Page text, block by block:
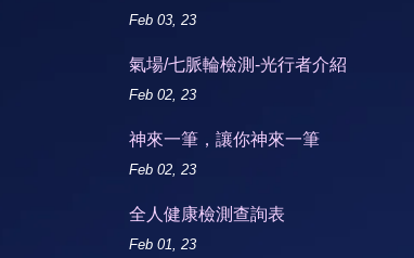
Feb 03, 23
氣場/七脈輪檢測-光行者介紹
Feb 02, 23
神來一筆，讓你神來一筆
Feb 02, 23
全人健康檢測查詢表
Feb 01, 23